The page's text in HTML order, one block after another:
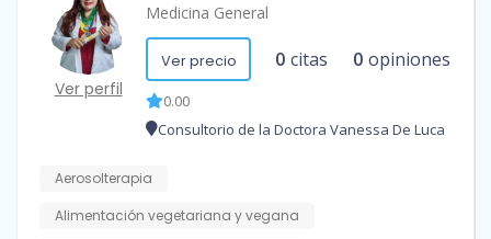
Ver perfil
Medicina General
Ver precio 0 citas 0 opiniones
0.00
Consultorio de la Doctora Vanessa De Luca
Aerosolterapia
Alimentación vegetariana y vegana